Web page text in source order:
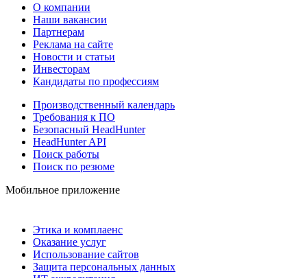
О компании
Наши вакансии
Партнерам
Реклама на сайте
Новости и статьи
Инвесторам
Кандидаты по профессиям
Производственный календарь
Требования к ПО
Безопасный HeadHunter
HeadHunter API
Поиск работы
Поиск по резюме
Мобильное приложение
Этика и комплаенс
Оказание услуг
Использование сайтов
Защита персональных данных